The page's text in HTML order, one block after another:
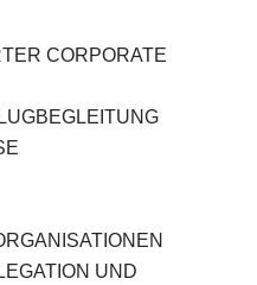
CORPORATE
UND